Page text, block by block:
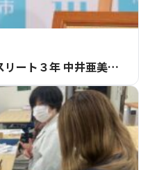
【千葉・新松戸】トップアスリート３年 中井亜美さん 市川市民栄誉賞授与式